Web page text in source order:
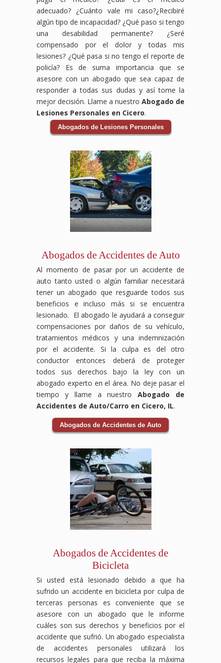
de
ingresos,
y
otros
daños
ocasionados
por
accidente.
Los
accidentes
de
bicicleta
pueden
negligencia
conductores
condiciones
inseguras
las
consecuencias
pueden
Nuestro
equipo
de
abogados
especializados
accidentes
de
tránsito
luchará
para
que
recibas
el
financiero
legal
mereces,
asegurándonos
situación
Contáctanos
hoy
mismo
una
consulta
gratuita
y
descubre
Los
de
auto
pueden
ser
devastadores,
no
tienes
que
enfrentarlo
solo.
Nuestro
abogados
expertos
en
accidentes
de
tránsito
se
encargará
de
proceso
legal,
desde
reclamo
hasta
la
negociación
con
las
aseguradoras,
asegurándonos
de
que
obtengas
máximo
beneficio
posible.
hoy
para
una
consulta
gratuita
y
descubre
cómo
podemos
luchar
por
la
justicia
y la
que
mereces.
accidente
laboral.
Sabemos
que
enfrentar
un
accidente
el
trabajo
puede
ser
abrumador,
pero
que
hacerlo
solo.
Nuestro
equipo
de
abogados
especializados
en
laboral
luchará
para
que
tus
sean
respetados
y
recibas
necesario
durante
tu
recuperación.
aseguradoras
pueden
intentar
o
tus
beneficios,
pero
nosotros
nos
encargamos
de
intereses.
para
una
consulta
gratuita
y
deja
que
Gate,
Chicago,
IL,
estamos
comprometidos
a
luchar
ti y
asegurarnos
de
que
obtengas
la
necesitas
para
cubrir
gastos
médicos,
salarios
perdidos,
daños
vehículo
y
cualquier
otra
pérdida
relacionada
con
el
accidente.
Los
accidentes
auto
pueden
ser
traumáticos
tener
consecuencias
duraderas,
tienes
enfrentarlos
solo.
Nuestro
equipo
abogados
accidentes
te
guiará
través
del
proceso
legal
y se
aquí
asegurarnos
de
que
obtengas
compensación
que
mereces
por
tus
gastos
médicos,
y
cualquier
incapacidad
relacionada
con
tu
accidente
laboral.
Sabemos
enfrentar
un
accidente
en
trabajo
puede
ser
abrumador,
pero
no
que
hacerlo
solo.
Nuestro
de
abogados
especializados
compensación
laboral
luchará
para
que
tus
derechos
sean
respetados
el
apoyo
necesario
durante
tu
Las
aseguradoras
pueden
intentar
reducir
o
para
ayudarte
a
obtener
la
compensación
que
por
tus
lesiones,
gastos
médicos,
salarios
daños
a tu
vehículo.
Los
accidentes
de
auto
pueden
ser
pero
no
tienes
que
enfrentarlo
Nuestro
equipo
de
abogados
expertos
accidentes
de
tránsito
se
encargará
de
todo
el
legal,
el
reclamo
hasta
la
negociación
con
las
de
el
máximo
beneficio
posible.
Contáctanos
hoy
para
una
adecuado? ¿Cuánto vale mi caso?¿Recibiré
algún tipo de incapacidad? ¿Qué paso si tengo
una desabilidad permanente? ¿Seré
compensado por el dolor y todas mis
lesiones? ¿Qué pasa si no tengo el reporte de
policía? Es de suma importancia que se
asesore con un abogado que sea capaz de
responder a todas sus dudas y así tome la
mejor decisión. Llame a nuestro Abogado de
Lesiones Personales en Cicero.
Abogados de Lesiones Personales
Abogados de Accidentes de Auto
Al momento de pasar por un accidente de
auto tanto usted o algún familiar necesitará
tener un abogado que resguarde todos sus
beneficios e incluso más si se encuentra
lesionado. El abogado le ayudará a conseguir
compensaciones por daños de su vehículo,
tratamientos médicos y una indemnización
por el accidente. Si la culpa es del otro
conductor entonces deberá de proteger
todos sus derechos bajo la ley con un
abogado experto en el área. No deje pasar el
tiempo y llame a nuestroAbogado de
Accidentes de Auto/Carro en Cicero, IL.
Abogados de Accidentes de Auto
Abogados de Accidentes de
Bicicleta
Si usted está lesionado debido a que ha
sufrido un accidente en bicicleta por culpa de
terceras personas es conveniente que se
asesore con un abogado que le informe
cuáles son sus derechos y beneficios por el
accidente que sufrió. Un abogado especialista
de accidentes personales utilizará los
recursos legales para que reciba la máxima